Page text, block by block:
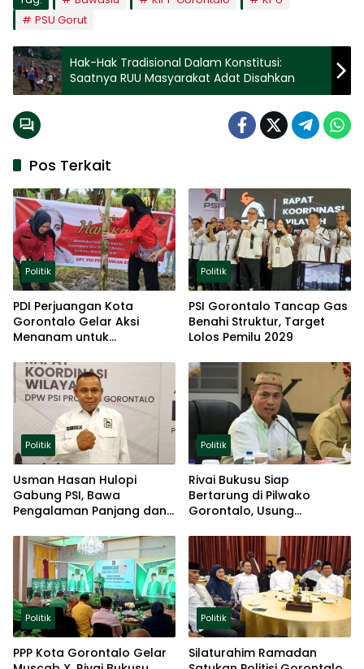
PSU Gorut
Hak-Hak Tradisional Dalam Konstitusi:
Saatnya RUU Masyarakat Adat Disahkan
Pos Terkait
Politik
PDI Perjuangan Kota
Gorontalo Gelar Aksi
Menanam untuk
Politik
PSI Gorontalo Tancap Gas
Benahi Struktur, Target
Lolos Pemilu 2029
Politik
Usman Hasan Hulopi
Gabung PSI, Bawa
Pengalaman Panjang dan
Politik
Rivai Bukusu Siap
Bertarung di Pilwako
Gorontalo, Usung
Politik
Politik
PPP Kota Gorontalo Gelar
Politik
Silaturahim Ramadan